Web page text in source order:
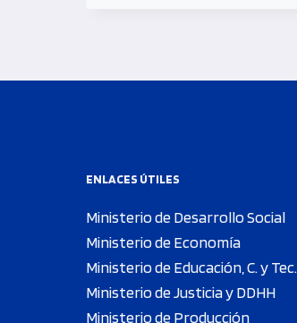
ENLACES ÚTILES
Ministerio de Desarrollo Social
Ministerio de Economía
Ministerio de Educación, C. y Tec.
Ministerio de Justicia y DDHH
Ministerio de Producción